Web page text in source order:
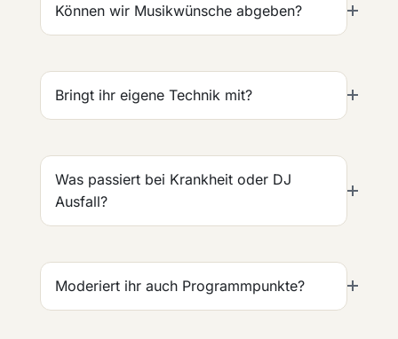
Können wir Musikwünsche abgeben?
Bringt ihr eigene Technik mit?
Was passiert bei Krankheit oder DJ
Ausfall?
Moderiert ihr auch Programmpunkte?